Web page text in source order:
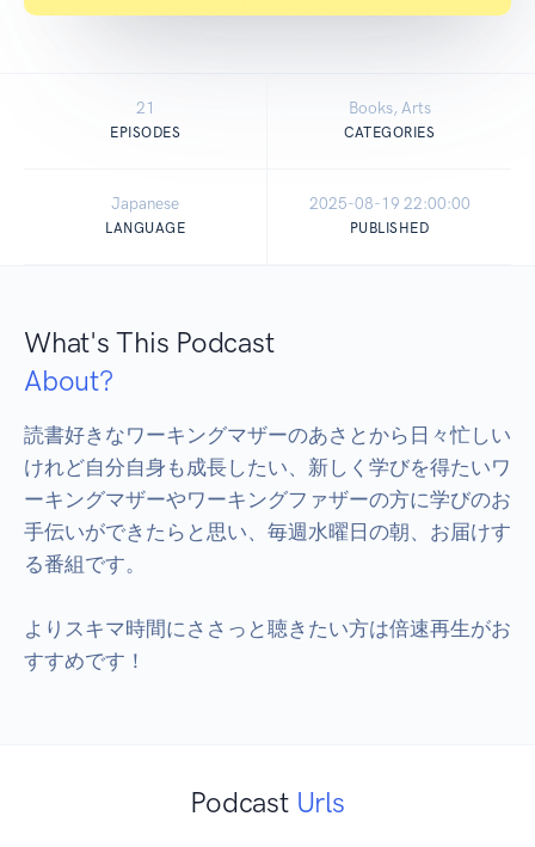
21
EPISODES
Books, Arts
CATEGORIES
Japanese
LANGUAGE
2025-08-19 22:00:00
PUBLISHED
What's This Podcast
About?
読書好きなワーキングマザーのあさとから日々忙しい
けれど自分自身も成長したい、新しく学びを得たいワ
ーキングマザーやワーキングファザーの方に学びのお
手伝いができたらと思い、毎週水曜日の朝、お届けす
る番組です。
よりスキマ時間にささっと聴きたい方は倍速再生がお
すすめです！
Podcast Urls